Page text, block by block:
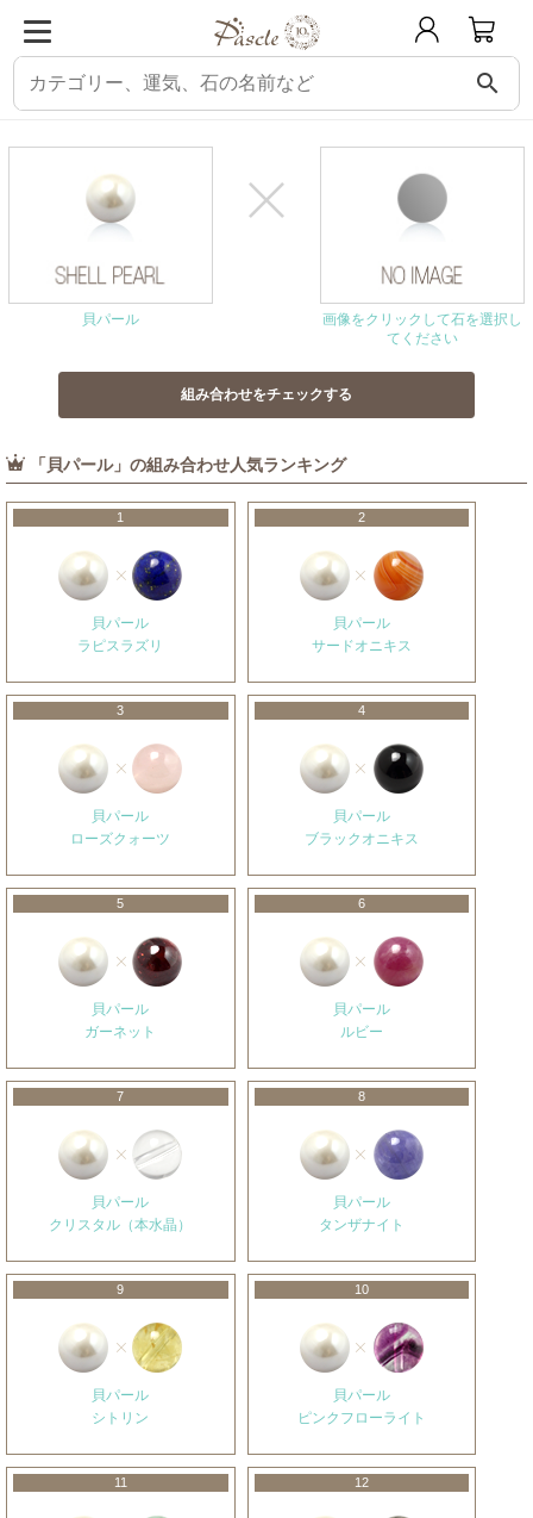
search
パスクル 組み合わせ・相性チェック 貝パールと相性の良い石
貝パール
画像をクリックして石を選択し
てください
「貝パール」の組み合わせ人気ランキング
1
貝パール
ラピスラズリ
2
貝パール
サードオニキス
3
貝パール
ローズクォーツ
4
貝パール
ブラックオニキス
5
貝パール
ガーネット
6
貝パール
ルビー
7
貝パール
クリスタル（本水晶）
8
貝パール
タンザナイト
9
貝パール
シトリン
10
貝パール
ピンクフローライト
11 12